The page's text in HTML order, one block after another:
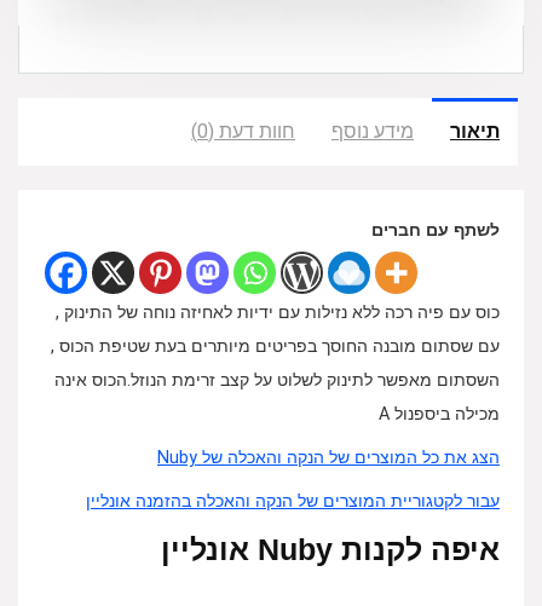
תיאור מידע נוסף חוות דעת (0)
לשתף עם חברים
כוס עם פיה רכה ללא נזילות עם ידיות לאחיזה נוחה של התינוק ,
עם שסתום מובנה החוסך בפריטים מיותרים בעת שטיפת הכוס ,
השסתום מאפשר לתינוק לשלוט על קצב זרימת הנוזל.הכוס אינה
מכילה ביספנול A
הצג את כל המוצרים של הנקה והאכלה של Nuby
עבור לקטגוריית המוצרים של הנקה והאכלה בהזמנה אונליין
איפה לקנות Nuby אונליין